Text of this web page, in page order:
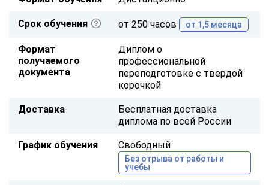
Срок обучения от 250 часов от 1,5 месяца
Формат
получаемого
документа
Диплом о
профессиональной
переподготовке с твердой
корочкой
Доставка
Бесплатная доставка
диплома по всей России
График обучения Свободный
Без отрыва от работы и
учебы